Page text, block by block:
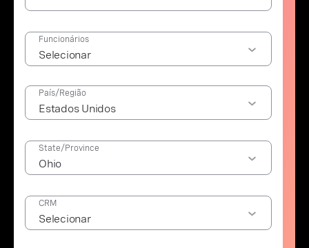
Funcionários
País/Região
State/Province
CRM